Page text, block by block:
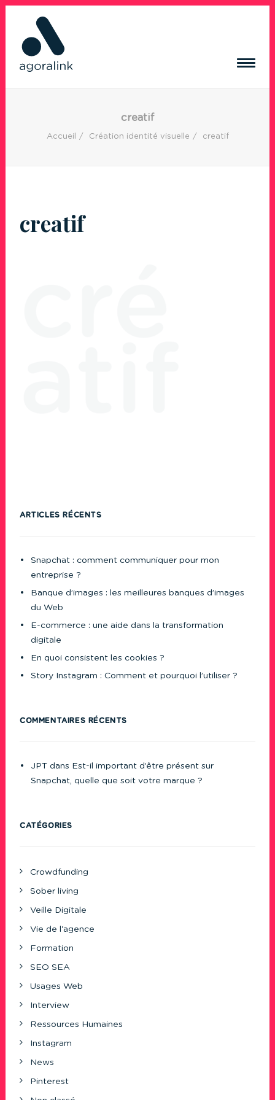
RÉSEAUX SOCIAUX
CONTACT
creatif
Accueil Création identité visuelle creatif
creatif
ARTICLES RÉCENTS
Snapchat : comment communiquer pour mon
entreprise ?
Banque d’images : les meilleures banques d’images
du Web
E-commerce : une aide dans la transformation
digitale
En quoi consistent les cookies ?
Story Instagram : Comment et pourquoi l’utiliser ?
COMMENTAIRES RÉCENTS
JPT dans Est-il important d’être présent sur
Snapchat, quelle que soit votre marque ?
CATÉGORIES
Crowdfunding
Sober living
Veille Digitale
Vie de l'agence
Formation
SEO SEA
Usages Web
Interview
Ressources Humaines
Instagram
News
Pinterest